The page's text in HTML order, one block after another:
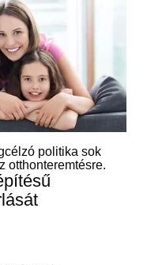
politika sok
otthonteremtésre.